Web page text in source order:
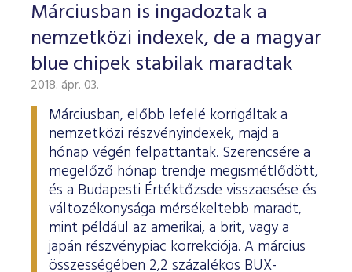
Márciusban is ingadoztak a
nemzetközi indexek, de a magyar
blue chipek stabilak maradtak
2018. ápr. 03.
Márciusban, előbb lefelé korrigáltak a
nemzetközi részvényindexek, majd a
hónap végén felpattantak. Szerencsére a
megelőző hónap trendje megismétlődött,
és a Budapesti Értéktőzsde visszaesése és
változékonysága mérsékeltebb maradt,
mint például az amerikai, a brit, vagy a
japán részvénypiac korrekciója. A március
összességében 2,2 százalékos BUX-